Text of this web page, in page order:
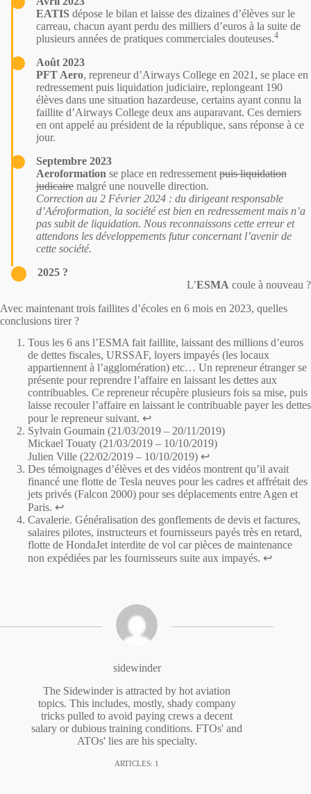
EATIS dépose le bilan et laisse des dizaines d’élèves sur le
carreau, chacun ayant perdu des milliers d’euros à la suite de
plusieurs années de pratiques commerciales douteuses.4
Août 2023
PFT Aero, repreneur d’Airways College en 2021, se place en
redressement puis liquidation judiciaire, replongeant 190
élèves dans une situation hazardeuse, certains ayant connu la
faillite d’Airways College deux ans auparavant. Ces derniers
en ont appelé au président de la république, sans réponse à ce
jour.
Septembre 2023
Aeroformation se place en redressement puis liquidation
judicaire malgré une nouvelle direction.
Correction au 2 Février 2024 : du dirigeant responsable
d’Aéroformation, la société est bien en redressement mais n’a
pas subit de liquidation. Nous reconnaissons cette erreur et
attendons les développements futur concernant l’avenir de
cette société.
2025 ?
L’ESMA coule à nouveau ?
Avec maintenant trois faillites d’écoles en 6 mois en 2023, quelles
conclusions tirer ?
Tous les 6 ans l’ESMA fait faillite, laissant des millions d’euros
de dettes fiscales, URSSAF, loyers impayés (les locaux
appartiennent à l’agglomération) etc… Un repreneur étranger se
présente pour reprendre l’affaire en laissant les dettes aux
contribuables. Ce repreneur récupère plusieurs fois sa mise, puis
laisse recouler l’affaire en laissant le contribuable payer les dettes
pour le repreneur suivant. ↩︎
Sylvain Goumain (21/03/2019 – 20/11/2019)
Mickael Touaty (21/03/2019 – 10/10/2019)
Julien Ville (22/02/2019 – 10/10/2019) ↩︎
Des témoignages d’élèves et des vidéos montrent qu’il avait
financé une flotte de Tesla neuves pour les cadres et affrétait des
jets privés (Falcon 2000) pour ses déplacements entre Agen et
Paris. ↩︎
Cavalerie. Généralisation des gonflements de devis et factures,
salaires pilotes, instructeurs et fournisseurs payés très en retard,
flotte de HondaJet interdite de vol car pièces de maintenance
non expédiées par les fournisseurs suite aux impayés. ↩︎
sidewinder
The Sidewinder is attracted by hot aviation
topics. This includes, mostly, shady company
tricks pulled to avoid paying crews a decent
salary or dubious training conditions. FTOs' and
ATOs' lies are his specialty.
ARTICLES: 1